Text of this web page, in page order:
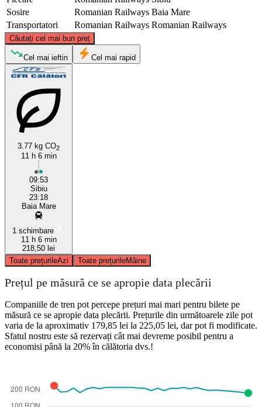
Sosire
Romanian Railways Baia Mare
Transportatori
Romanian Railways Romanian Railways
Căutați cel mai bun preț
Baia Mare
©CARTO, ©OpenStreetMapcontributors
Cel mai ieftin Cel mai rapid
3.77 kg CO2
11 h 6 min
09:53
Sibiu
23:18
Baia Mare
1 schimbare
11 h 6 min
218,50 lei
Toate prețurileAzi Toate prețurileMâine
Prețul pe măsură ce se apropie data plecării
Companiile de tren pot percepe prețuri mai mari pentru bilete pe
măsură ce se apropie data plecării. Prețurile din următoarele zile pot
varia de la aproximativ 179,85 lei la 225,05 lei, dar pot fi modificate.
Sfatul nostru este să rezervați cât mai devreme posibil pentru a
economisi până la 20% în călătoria dvs.!